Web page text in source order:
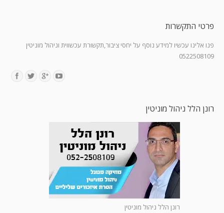
פרטי התקשרות
פנו אלינו עכשיו למידע נוסף על יחסי ציבור,תקשורת עכשווית וניהול מוניטין
0522508109
רונן הלל ניהול מוניטין
רונן הלל ניהול מוניטין